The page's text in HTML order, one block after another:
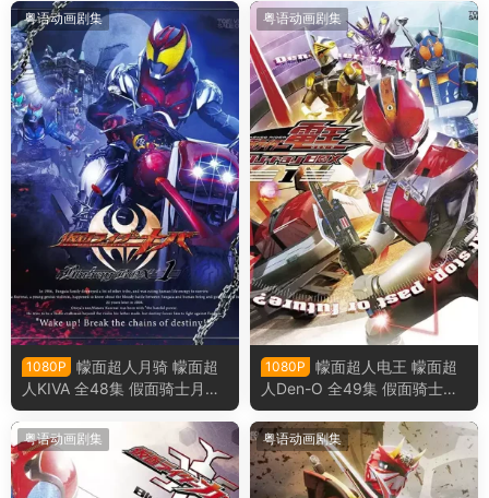
粤语版
粤语动画剧集
1080P
幪面超人月骑 幪面超
人KIVA 全48集 假面骑士月骑
假面骑士KIVA粤语版
粤语动画剧集
1080P
幪面超人电王 幪面超
人Den-O 全49集 假面骑士电
王 假面骑士Den-O粤语版
粤语动画剧集 粤语动画剧集